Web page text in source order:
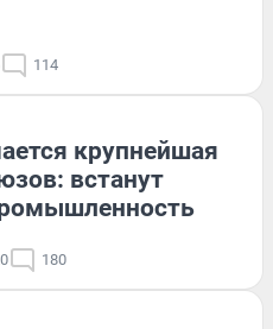
114
крупнейшая
встанут
180